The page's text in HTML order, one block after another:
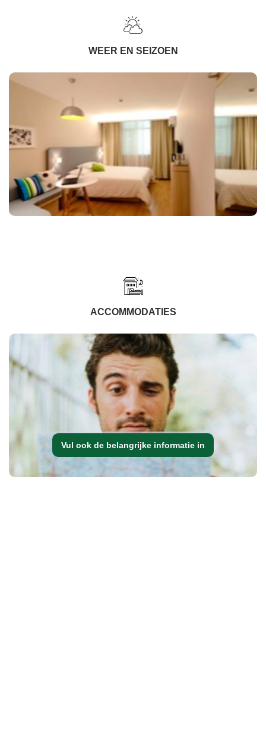
WEER EN SEIZOEN
ACCOMMODATIES
Vul ook de belangrijke informatie in